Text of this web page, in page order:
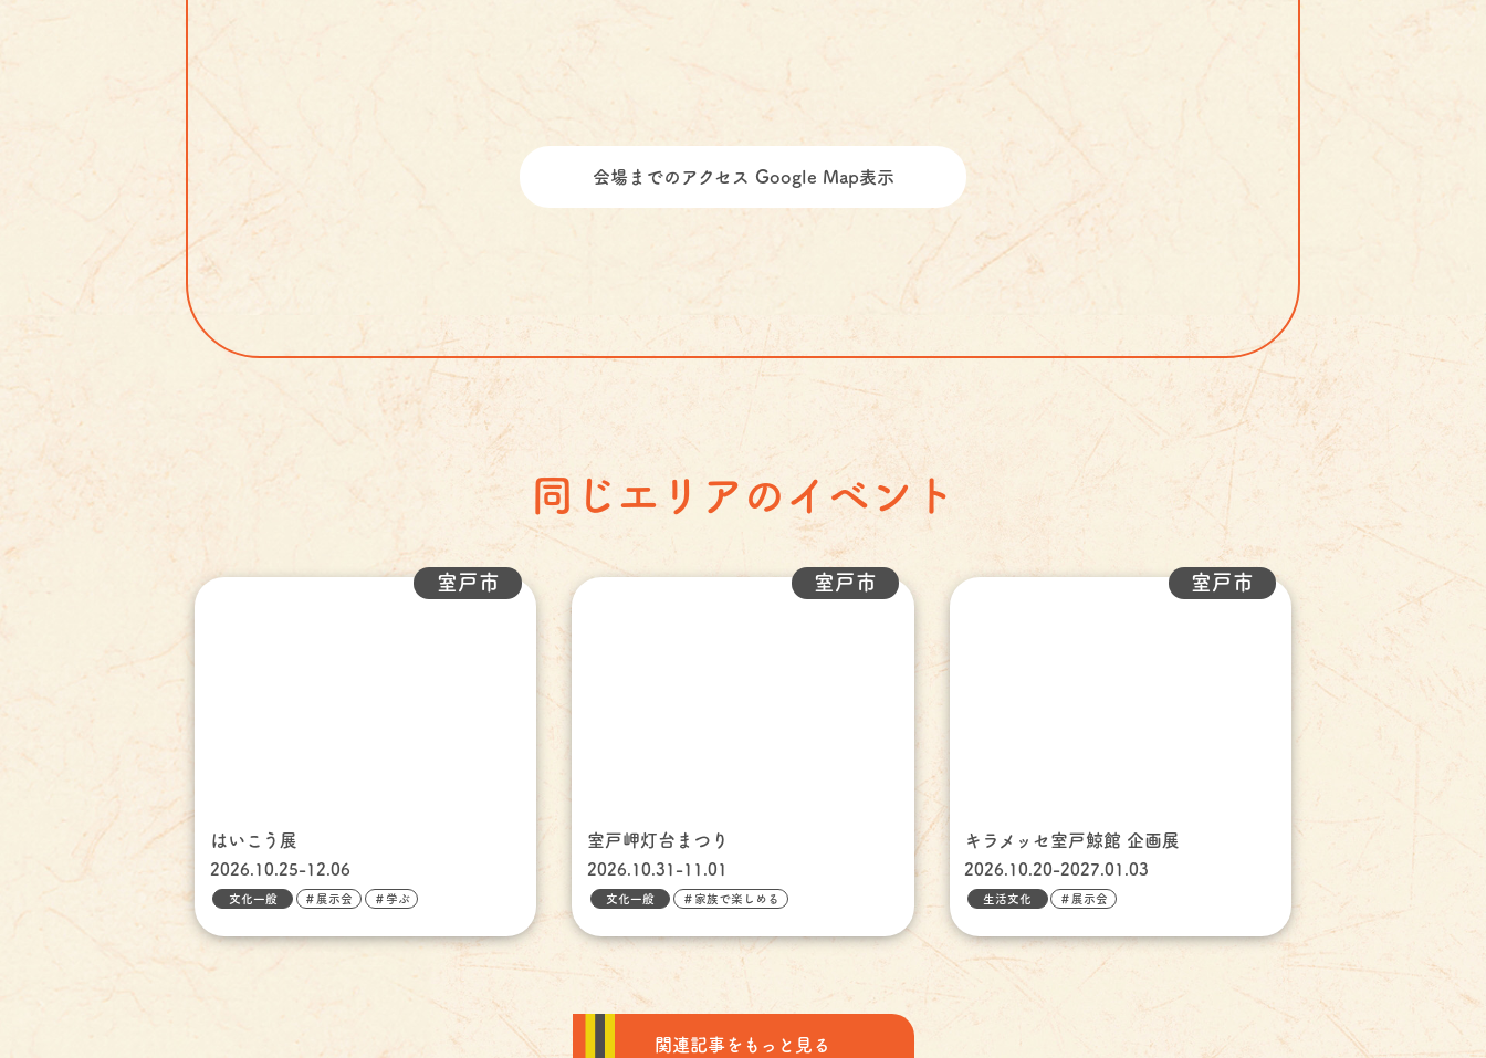
会場までのアクセス Google Map表示
同じエリアのイベント
はいこう展
2026.10.25-12.06
室戸市
文化一般 ＃展示会 ＃学ぶ
室戸岬灯台まつり
2026.10.31-11.01
室戸市
文化一般 ＃家族で楽しめる
キラメッセ室戸鯨館 企画展
2026.10.20-2027.01.03
室戸市
生活文化 ＃展示会
関連記事をもっと見る